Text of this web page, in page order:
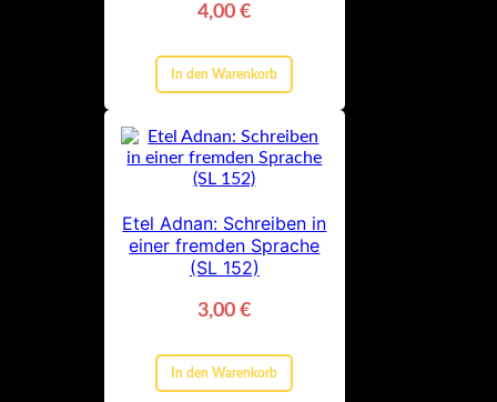
4,00€
In den Warenkorb
Etel Adnan: Schreiben in
einer fremden Sprache
(SL 152)
3,00€
In den Warenkorb